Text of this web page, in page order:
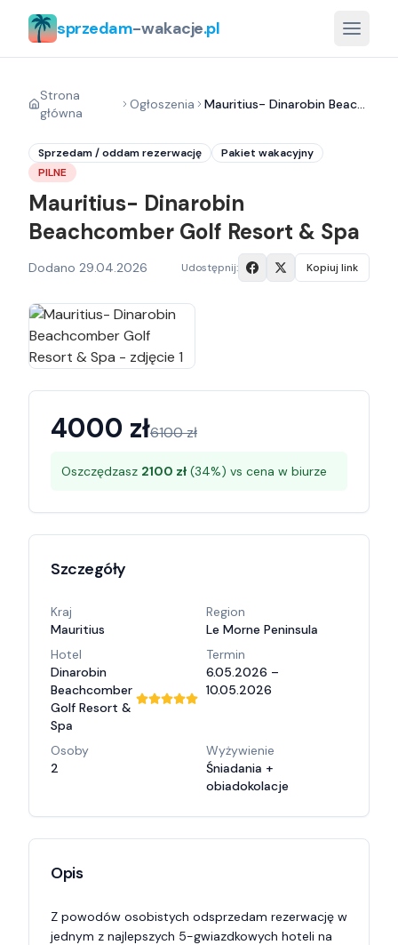
sprzedam-wakacje.pl
Strona
główna
Ogłoszenia Mauritius- Dinarobin Beachcomber Golf Resort & Spa
Sprzedam / oddam rezerwację
Pakiet wakacyjny
PILNE
Mauritius- Dinarobin
Beachcomber Golf Resort & Spa
Dodano 29.04.2026 Udostępnij: Kopiuj link
4000 zł6100zł
Oszczędzasz 2100 zł (34%) vs cena w biurze
Szczegóły
Kraj
Mauritius
Region
Le Morne Peninsula
Hotel
Dinarobin
Beachcomber
Golf Resort &
Spa
Termin
6.05.2026 –
10.05.2026
Osoby
2
Wyżywienie
Śniadania +
obiadokolacje
Opis
Z powodów osobistych odsprzedam rezerwację w
jednym z najlepszych 5-gwiazdkowych hoteli na